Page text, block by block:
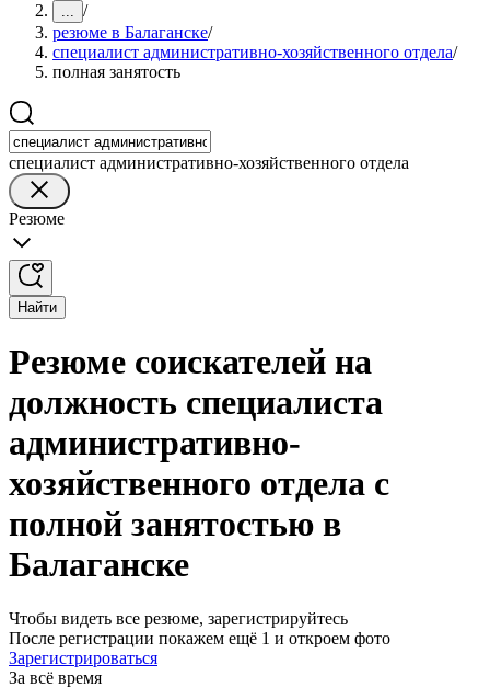
... /
резюме в Балаганске/
специалист административно-хозяйственного отдела/
полная занятость
специалист административно-хозяйственного отдела
Резюме
Найти
Резюме соискателей на
должность специалиста
административно-
хозяйственного отдела с
полной занятостью в
Балаганске
Чтобы видеть все резюме, зарегистрируйтесь
После регистрации покажем ещё 1 и откроем фото
Зарегистрироваться
За всё время